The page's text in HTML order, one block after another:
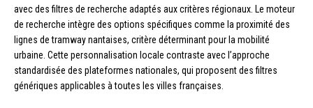
avec des filtres de recherche adaptés aux critères régionaux. Le moteur
de recherche intègre des options spécifiques comme la proximité des
lignes de tramway nantaises, critère déterminant pour la mobilité
urbaine. Cette personnalisation locale contraste avec l’approche
standardisée des plateformes nationales, qui proposent des filtres
génériques applicables à toutes les villes françaises.